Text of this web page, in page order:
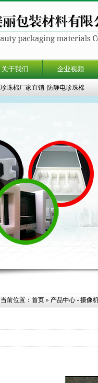
关于我们 企业视频
珍珠棉厂家直销 防静电珍珠棉
当前位置： 首页 » 产品中心 - 摄像